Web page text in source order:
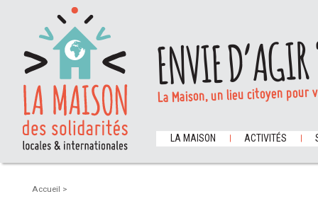
ENVIE
La Maison, un lieu citoyen
LA MAISON ACTIVITÉS
Accueil >